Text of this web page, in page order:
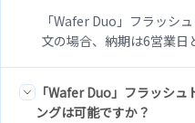
「Wafer Duo」フラッシ
文の場合、納期は6営業日
「Wafer Duo」フラッシ
ングは可能ですか？